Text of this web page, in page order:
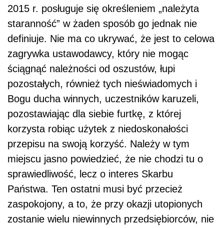
2015 r. posługuje się określeniem „należyta
staranność” w żaden sposób go jednak nie
definiuje. Nie ma co ukrywać, że jest to celowa
zagrywka ustawodawcy, który nie mogąc
ściągnąć należności od oszustów, łupi
pozostałych, również tych nieświadomych i
Bogu ducha winnych, uczestników karuzeli,
pozostawiając dla siebie furtkę, z której
korzysta robiąc użytek z niedoskonałości
przepisu na swoją korzyść. Należy w tym
miejscu jasno powiedzieć, że nie chodzi tu o
sprawiedliwość, lecz o interes Skarbu
Państwa. Ten ostatni musi być przecież
zaspokojony, a to, że przy okazji utopionych
zostanie wielu niewinnych przedsiębiorców, nie